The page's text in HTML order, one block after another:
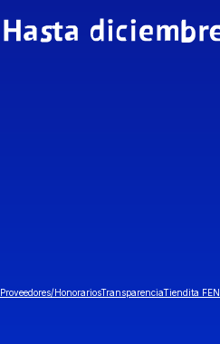
Proveedores/HonorariosTransparenciaTiendita FEN